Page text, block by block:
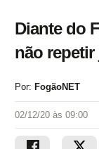
Diante do
não repetir
Por: FogãoNET
02/12/20 às 09:00